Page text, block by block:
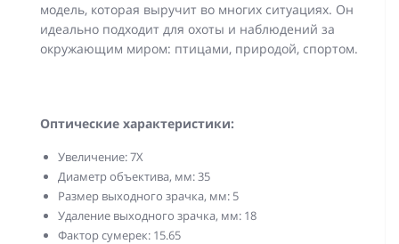
модель, которая выручит во многих ситуациях. Он
идеально подходит для охоты и наблюдений за
окружающим миром: птицами, природой, спортом.
Оптические характеристики:
Увеличение: 7Х
Диаметр объектива, мм: 35
Размер выходного зрачка, мм: 5
Удаление выходного зрачка, мм: 18
Фактор сумерек: 15.65